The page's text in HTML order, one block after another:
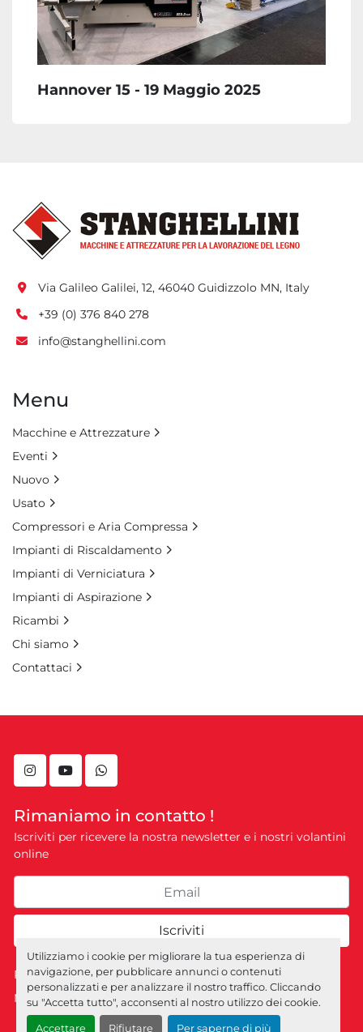
Utilizziamo i cookie per migliorare la tua esperienza di
navigazione, per pubblicare annunci o contenuti
personalizzati e per analizzare il nostro traffico. Cliccando
su "Accetta tutto", acconsenti al nostro utilizzo dei cookie.
Accettare Rifiutare Per saperne di più
Hannover 15 - 19 Maggio 2025
instagramyoutubewhatsapp
Rimaniamo in contatto !
Iscriviti per ricevere la nostra newsletter e i nostri volantini
online
Iscriviti
Personalizza le preferenze sui Cookies
Machinio Systemsito web di Machinio
Via Galileo Galilei, 12, 46040 Guidizzolo MN, Italy
+39 (0) 376 840 278
info@stanghellini.com
Menu
Macchine e Attrezzature
Eventi
Nuovo
Usato
Compressori e Aria Compressa
Impianti di Riscaldamento
Impianti di Verniciatura
Impianti di Aspirazione
Ricambi
Chi siamo
Contattaci